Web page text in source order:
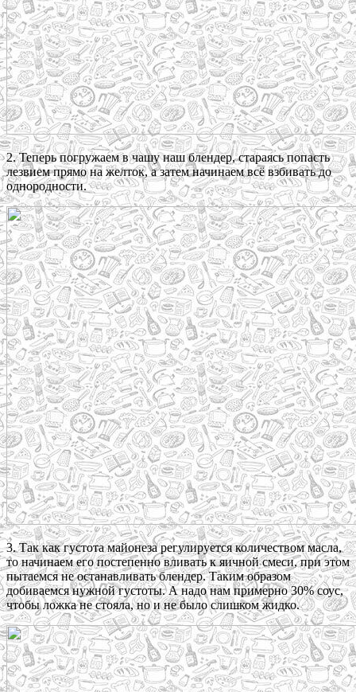
2. Теперь погружаем в чашу наш блендер, стараясь попасть
лезвием прямо на желток, а затем начинаем всё взбивать до
однородности.
3. Так как густота майонеза регулируется количеством масла,
то начинаем его постепенно вливать к яичной смеси, при этом
пытаемся не останавливать блендер. Таким образом
добиваемся нужной густоты. А надо нам примерно 30% соус,
чтобы ложка не стояла, но и не было слишком жидко.